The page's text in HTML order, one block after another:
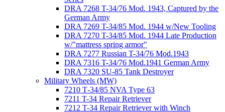
DRA 7268 T-34/76 Mod. 1943, Captured by the
German Army
DRA 7269 T-34/85 Mod. 1944 w/New Tooling
DRA 7270 T-34/85 Mod. 1944 Late Production
w/"mattress spring armor"
DRA 7277 Russian T-34/76 Mod.1943
DRA 7316 T-34/76 Mod.1941 German Army
DRA 7320 SU-85 Tank Destroyer
Military Wheels (MW)
7210 Т-34/85 NVA Type 63
7211 T-34 Repair Retriever
7212 T-34 Repair Retriever with Winch